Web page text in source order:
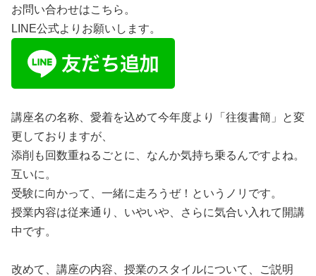
お問い合わせはこちら。
LINE公式よりお願いします。
講座名の名称、愛着を込めて今年度より「往復書簡」と変
更しておりますが、
添削も回数重ねるごとに、なんか気持ち乗るんですよね。
互いに。
受験に向かって、一緒に走ろうぜ！というノリです。
授業内容は従来通り、いやいや、さらに気合い入れて開講
中です。
改めて、講座の内容、授業のスタイルについて、ご説明